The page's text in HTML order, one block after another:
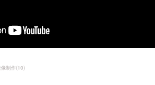
制作(10)